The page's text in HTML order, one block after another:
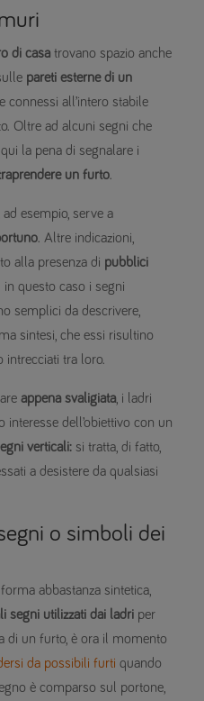
di casa trovano spazio anche
pareti esterne di un
connessi all’intero stabile
Oltre ad alcuni segni che
la pena di segnalare i
un furto.
, ad esempio, serve a
. Altre indicazioni,
alla presenza di pubblici
in questo caso i segni
semplici da descrivere,
sintesi, che essi risultino
intrecciati tra loro.
appena svaligiata , i ladri
dell’obiettivo con un
verticali: si tratta, di fatto,
a desistere da qualsiasi
o simboli dei
abbastanza sintetica,
segni utilizzati dai ladri per
di un furto, è ora il momento
da possibili furti quando
è comparso sul portone,